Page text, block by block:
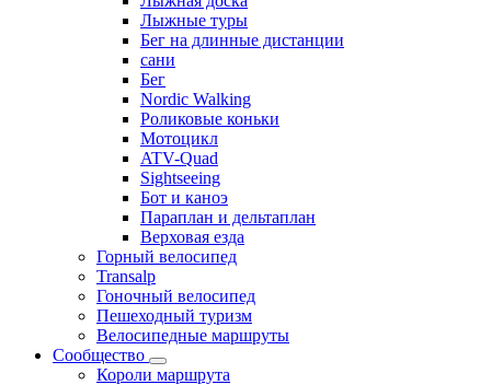
Лыжные туры
Бег на длинные дистанции
сани
Бег
Nordic Walking
Роликовые коньки
Мотоцикл
ATV-Quad
Sightseeing
Бот и каноэ
Параплан и дельтаплан
Верховая езда
Горный велосипед
Transalp
Гоночный велосипед
Пешеходный туризм
Велосипедные маршруты
Сообщество
Короли маршрута